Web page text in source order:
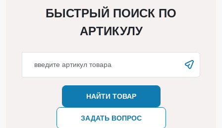
БЫСТРЫЙ ПОИСК ПО
АРТИКУЛУ
НАЙТИ ТОВАР
ЗАДАТЬ ВОПРОС